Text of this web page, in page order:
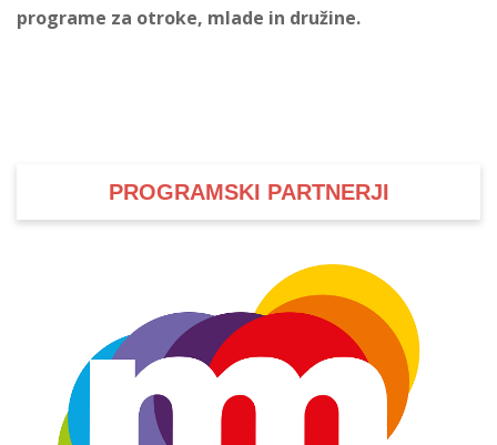
programe za otroke, mlade in družine.
PROGRAMSKI PARTNERJI